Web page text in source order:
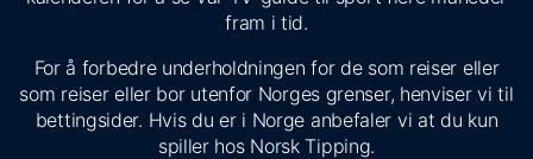
fram i tid.
For å forbedre underholdningen for de som reiser eller
som reiser eller bor utenfor Norges grenser, henviser vi til
bettingsider. Hvis du er i Norge anbefaler vi at du kun
spiller hos Norsk Tipping.